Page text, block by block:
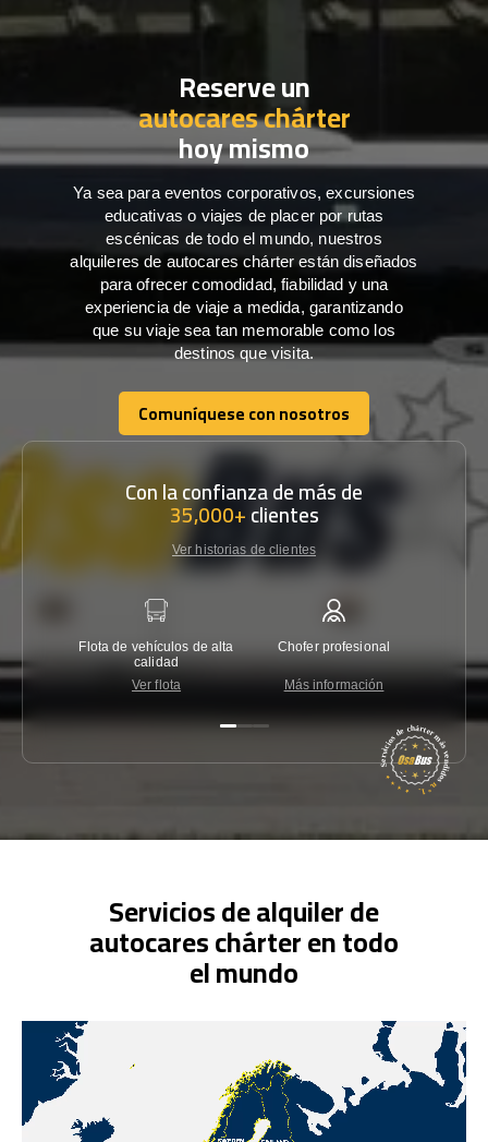
Reserve un
autocares chárter
hoy mismo
Ya sea para eventos corporativos, excursiones
educativas o viajes de placer por rutas
escénicas de todo el mundo, nuestros
alquileres de autocares chárter están diseñados
para ofrecer comodidad, fiabilidad y una
experiencia de viaje a medida, garantizando
que su viaje sea tan memorable como los
destinos que visita.
Comuníquese con nosotros
Comuníquese con nosotros
Con la confianza de más de
35,000+clientes
Ver historias de clientes
Flota de vehículos de alta
calidad
Ver flota
Chofer profesional
Más información
Servicios de alquiler de
autocares chárter en todo
el mundo